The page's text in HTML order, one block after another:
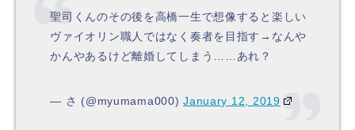
聖司くんのその後を高橋一生で想像すると楽しい
ヴァイオリン職人ではなく奏者を目指す→なんや
かんやあるけど離婚してしまう……あれ？
— さ (@myumama000)January 12, 2019